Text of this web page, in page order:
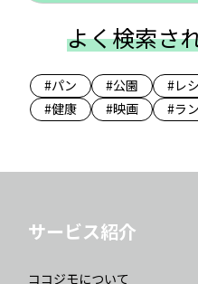
よく検索さ
#パン #公園 #レ
#健康
#映画 #ラ
サービス紹介
ココジモについて